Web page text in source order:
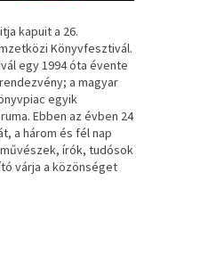
kapuit a 26.
Könyvfesztivál.
egy 1994 óta évente
a magyar
egyik
Ebben az évben 24
a három és fél nap
írók, tudósok
várja a közönséget